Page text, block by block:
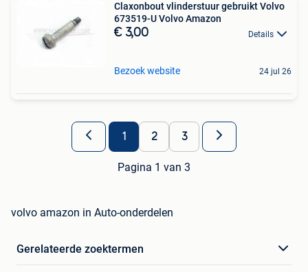
Claxonbout vlinderstuur gebruikt Volvo
673519-U Volvo Amazon
€ 3,00 Details
Bezoek website 24 jul 26
1 2 3
Pagina 1 van 3
volvo amazon in Auto-onderdelen
Gerelateerde zoektermen